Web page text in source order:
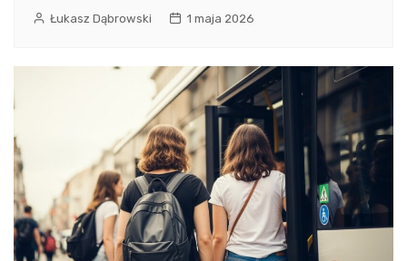
Łukasz Dąbrowski 1 maja 2026